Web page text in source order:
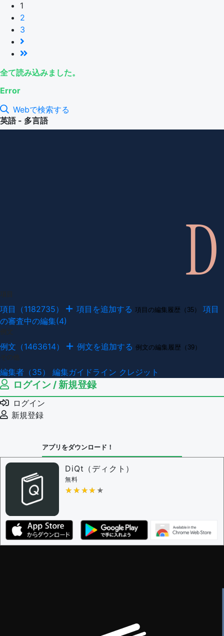
1
2
3
全て読み込みました。
Error
Webで検索する
英語 - 多言語
項目（1182735） 項目を追加する 項目の編集履歴（35）
項目
の審査中の編集(4)
例文（1463614） 例文を追加する 例文の編集履歴（39）
編集者（35） 編集ガイドライン クレジット
ログイン / 新規登録
ログイン
新規登録
アプリをダウンロード！
DiQt（ディクト）
無料
★★★★★
★★★★★